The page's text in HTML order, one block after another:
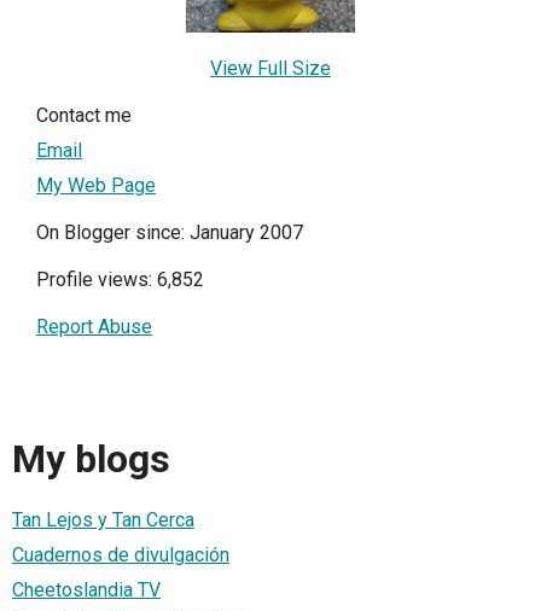
View Full Size
Contact me
Email
My Web Page
On Blogger since: January 2007
Profile views: 6,852
Report Abuse
My blogs
Tan Lejos y Tan Cerca
Cuadernos de divulgación
Cheetoslandia TV